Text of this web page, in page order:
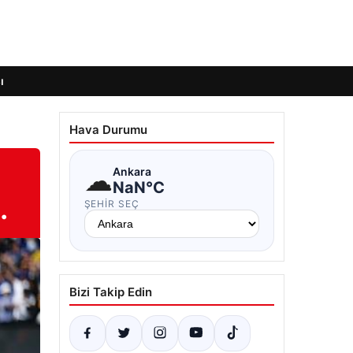
Hava Durumu
☁Ankara
NaN°C
ŞEHIR SEÇ
Bizi Takip Edin